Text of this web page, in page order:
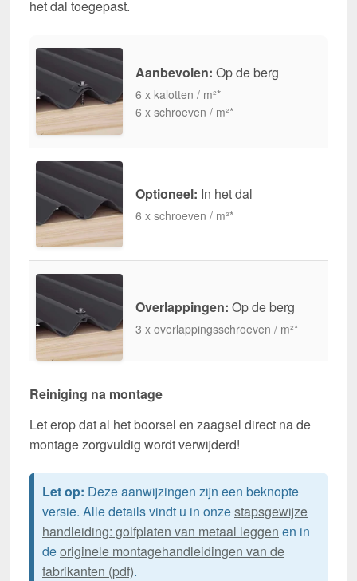
het dal toegepast.
Aanbevolen: Op de berg
6 x kalotten / m²*
6 x schroeven / m²*
Optioneel: In het dal
6 x schroeven / m²*
Overlappingen: Op de berg
3 x overlappingsschroeven / m²*
Reiniging na montage
Let erop dat al het boorsel en zaagsel direct na de
montage zorgvuldig wordt verwijderd!
Let op: Deze aanwijzingen zijn een beknopte
versie. Alle details vindt u in onzestapsgewijze
handleiding: golfplaten van metaal leggen en in
deoriginele montagehandleidingen van de
fabrikanten (pdf).